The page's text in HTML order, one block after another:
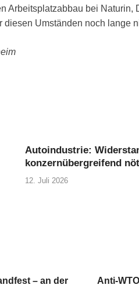
Arbeitsplatzabbau bei Naturin,
Umständen noch lange
Autoindustrie:
konzernübergreifend
12. Juli 2026
– an der
Anti-